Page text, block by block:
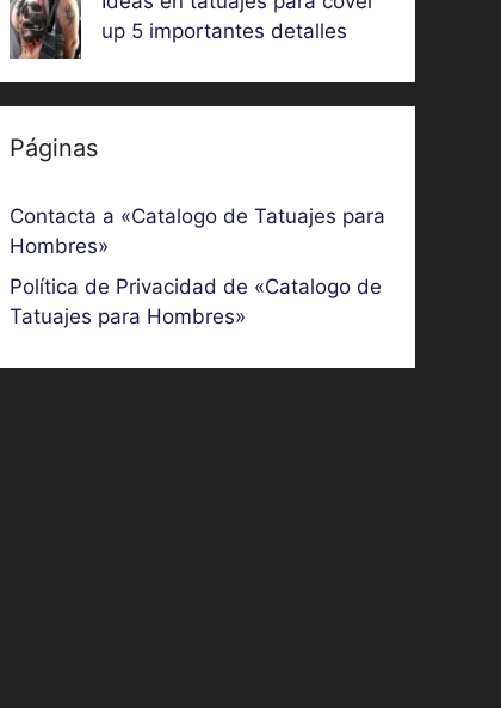
up 5 importantes detalles
Páginas
Contacta a «Catalogo de Tatuajes para
Hombres»
Política de Privacidad de «Catalogo de
Tatuajes para Hombres»